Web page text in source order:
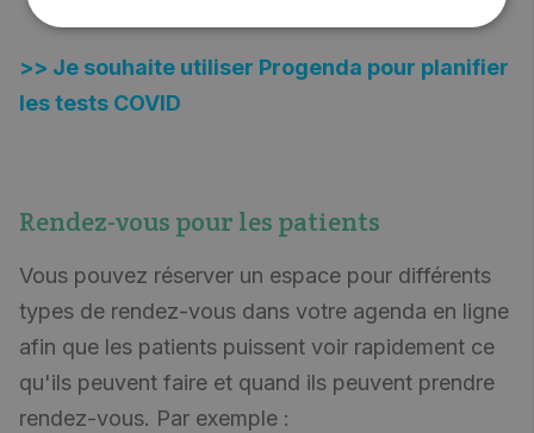
>> Je souhaite utiliser Progenda pour planifier
les tests COVID
Rendez-vous pour les patients
Vous pouvez réserver un espace pour différents
types de rendez-vous dans votre agenda en ligne
afin que les patients puissent voir rapidement ce
qu'ils peuvent faire et quand ils peuvent prendre
rendez-vous. Par exemple :